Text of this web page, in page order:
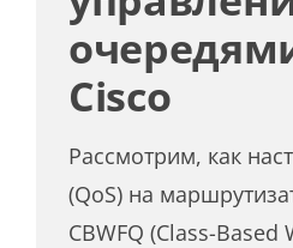
Cisco
Рассмотрим, как
(QoS) на
CBWFQ (Class-Based